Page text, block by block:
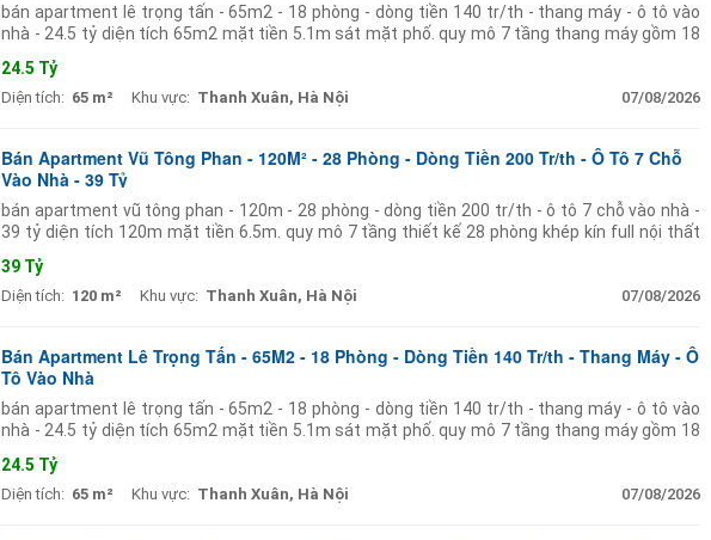
bán apartment lê trọng tấn - 65m2 - 18 phòng - dòng tiền 140 tr/th - thang máy - ô tô vào
nhà - 24.5 tỷ diện tích 65m2 mặt tiền 5.1m sát mặt phố. quy mô 7 tầng thang máy gồm 18
24.5 Tỷ
Diện tích: 65 m² Khu vực: Thanh Xuân, Hà Nội 07/08/2026
Bán Apartment Vũ Tông Phan - 120M² - 28 Phòng - Dòng Tiền 200 Tr/th - Ô Tô 7 Chỗ
Vào Nhà - 39 Tỷ
bán apartment vũ tông phan - 120m - 28 phòng - dòng tiền 200 tr/th - ô tô 7 chỗ vào nhà -
39 tỷ diện tích 120m mặt tiền 6.5m. quy mô 7 tầng thiết kế 28 phòng khép kín full nội thất
39 Tỷ
Diện tích: 120 m² Khu vực: Thanh Xuân, Hà Nội 07/08/2026
Bán Apartment Lê Trọng Tấn - 65M2 - 18 Phòng - Dòng Tiền 140 Tr/th - Thang Máy - Ô
Tô Vào Nhà
bán apartment lê trọng tấn - 65m2 - 18 phòng - dòng tiền 140 tr/th - thang máy - ô tô vào
nhà - 24.5 tỷ diện tích 65m2 mặt tiền 5.1m sát mặt phố. quy mô 7 tầng thang máy gồm 18
24.5 Tỷ
Diện tích: 65 m² Khu vực: Thanh Xuân, Hà Nội 07/08/2026